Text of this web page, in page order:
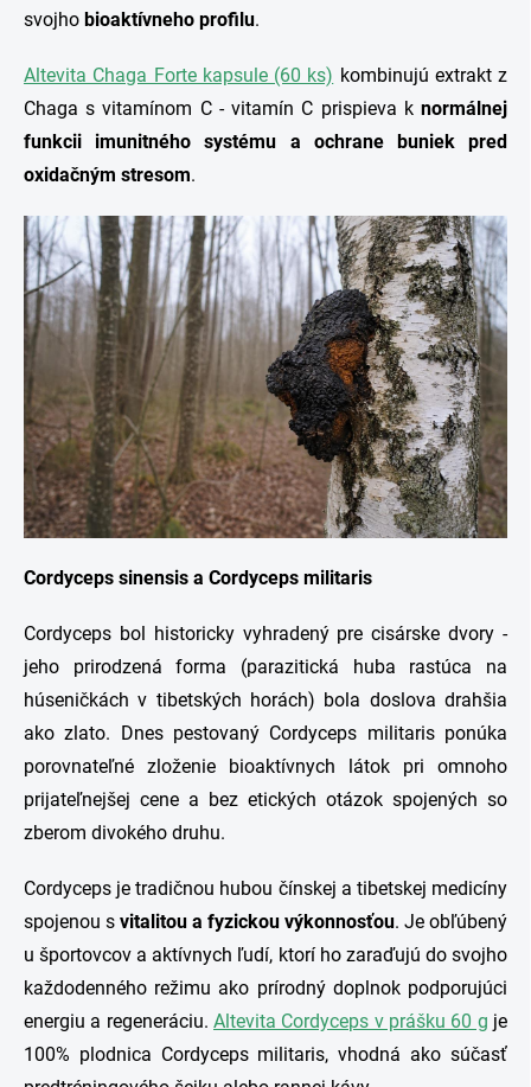
svojho bioaktívneho profilu.
Altevita Chaga Forte kapsule (60 ks) kombinujú extrakt z
Chaga s vitamínom C - vitamín C prispieva k normálnej
funkcii imunitného systému a ochrane buniek pred
oxidačným stresom.
Cordyceps sinensis a Cordyceps militaris
Cordyceps bol historicky vyhradený pre cisárske dvory -
jeho prirodzená forma (parazitická huba rastúca na
húseničkách v tibetských horách) bola doslova drahšia
ako zlato. Dnes pestovaný Cordyceps militaris ponúka
porovnateľné zloženie bioaktívnych látok pri omnoho
prijateľnejšej cene a bez etických otázok spojených so
zberom divokého druhu.
Cordyceps je tradičnou hubou čínskej a tibetskej medicíny
spojenou s vitalitou a fyzickou výkonnosťou. Je obľúbený
u športovcov a aktívnych ľudí, ktorí ho zaraďujú do svojho
každodenného režimu ako prírodný doplnok podporujúci
energiu a regeneráciu. Altevita Cordyceps v prášku 60 g je
100% plodnica Cordyceps militaris, vhodná ako súčasť